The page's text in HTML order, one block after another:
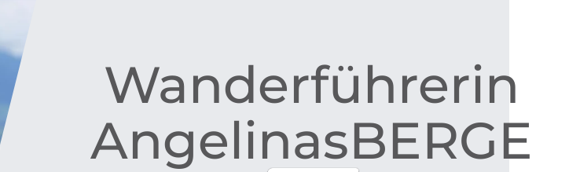
Wanderführerin
AngelinasBERGE